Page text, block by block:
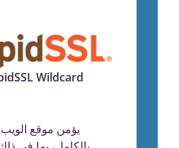
Wildcard
يؤمن موقع